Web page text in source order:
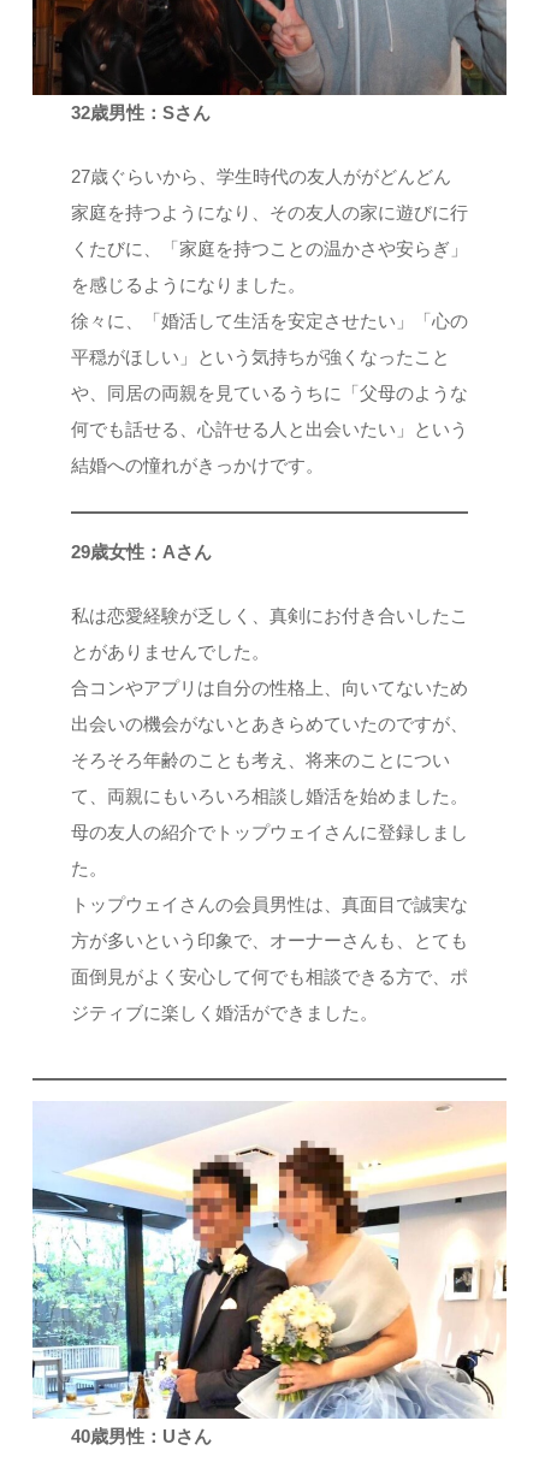
32歳男性：Sさん
27歳ぐらいから、学生時代の友人ががどんどん
家庭を持つようになり、その友人の家に遊びに行
くたびに、「家庭を持つことの温かさや安らぎ」
を感じるようになりました。
徐々に、「婚活して生活を安定させたい」「心の
平穏がほしい」という気持ちが強くなったこと
や、同居の両親を見ているうちに「父母のような
何でも話せる、心許せる人と出会いたい」という
結婚への憧れがきっかけです。
29歳女性：Aさん
私は恋愛経験が乏しく、真剣にお付き合いしたこ
とがありませんでした。
合コンやアプリは自分の性格上、向いてないため
出会いの機会がないとあきらめていたのですが、
そろそろ年齢のことも考え、将来のことについ
て、両親にもいろいろ相談し婚活を始めました。
母の友人の紹介でトップウェイさんに登録しまし
た。
トップウェイさんの会員男性は、真面目で誠実な
方が多いという印象で、オーナーさんも、とても
面倒見がよく安心して何でも相談できる方で、ポ
ジティブに楽しく婚活ができました。
40歳男性：Uさん